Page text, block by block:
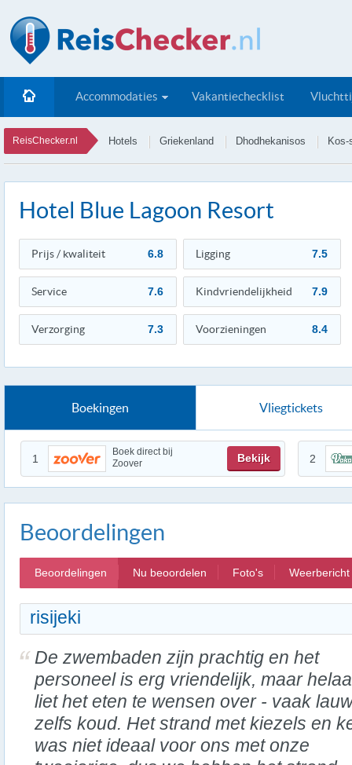
Accommodaties Vakantiechecklist
ReisChecker.nl Hotels Griekenland Dhodhekanisos Kos-
Hotel Blue Lagoon Resort
Prijs / kwaliteit 6.8 Ligging 7.5
Service 7.6 Kindvriendelijkheid 7.9
Verzorging 7.3 Voorzieningen 8.4
Boekingen Vliegtickets
1
Boek direct bij
Zoover
Bekijk 2
Beoordelingen
Beoordelingen Nu beoordelen Foto's Weerbericht
risijeki
De zwembaden zijn prachtig en het
personeel is erg vriendelijk, maar
liet het eten te wensen over - vaak
zelfs koud. Het strand met kiezels en
was niet ideaal voor ons met onze